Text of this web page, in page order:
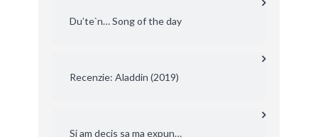
Du’te`n… Song of the day
Recenzie: Aladdin (2019)
Si am decis sa ma expun…